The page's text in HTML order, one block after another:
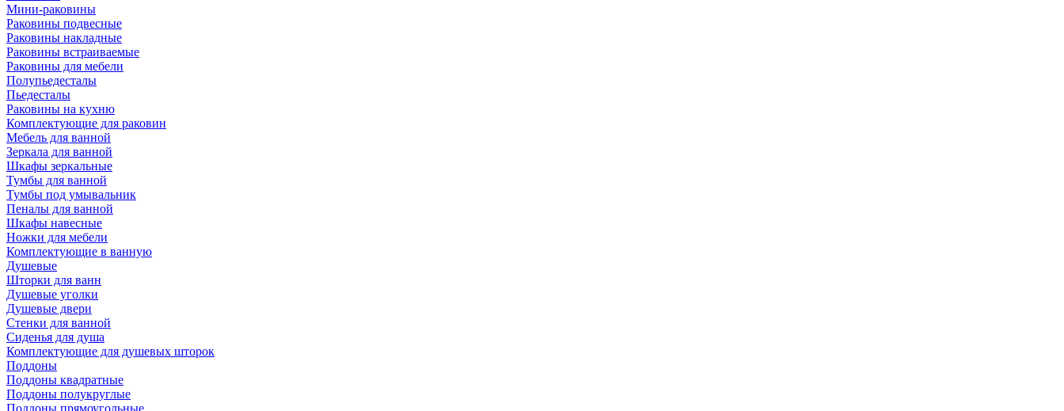
Мини-раковины
Раковины подвесные
Раковины накладные
Раковины встраиваемые
Раковины для мебели
Полупьедесталы
Пьедесталы
Раковины на кухню
Комплектующие для раковин
Мебель для ванной
Зеркала для ванной
Шкафы зеркальные
Тумбы для ванной
Тумбы под умывальник
Пеналы для ванной
Шкафы навесные
Ножки для мебели
Комплектующие в ванную
Душевые
Шторки для ванн
Душевые уголки
Душевые двери
Стенки для ванной
Сиденья для душа
Комплектующие для душевых шторок
Поддоны
Поддоны квадратные
Поддоны полукруглые
Поддоны прямоугольные